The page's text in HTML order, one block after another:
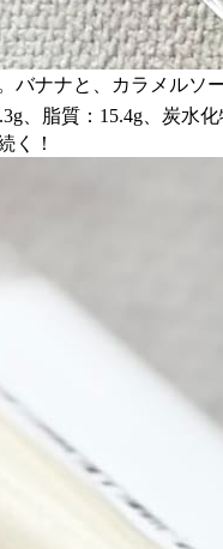
ナナと、カラメルソ
、脂質：15.4g、炭水
く！